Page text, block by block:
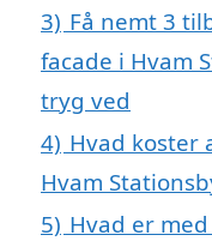
3) Få nemt 3
facade i Hvam
tryg ved
4) Hvad koster
Hvam
5) Hvad er